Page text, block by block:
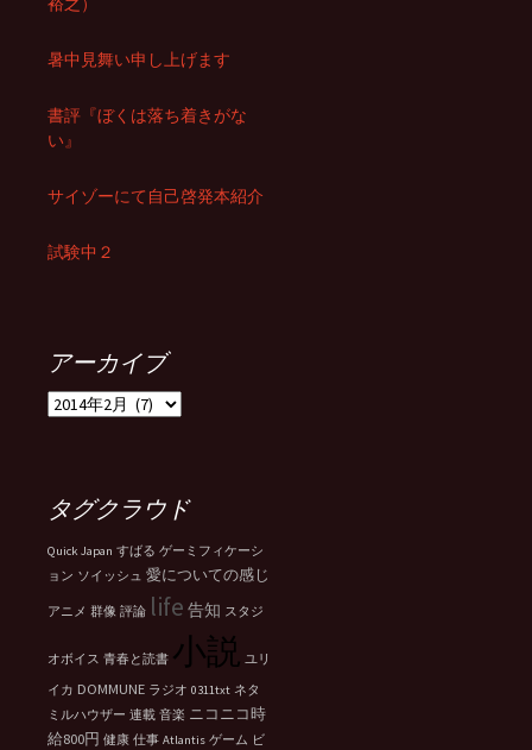
暑中見舞い申し上げます
書評『ぼくは落ち着きがな
い』
サイゾーにて自己啓発本紹介
試験中２
アーカイブ
ア
ブ
タグクラウド
Quick Japan すばる ゲーミフィケーシ
ョン ソイッシュ 愛についての感じ
アニメ 群像 評論 life 告知 スタジ
オボイス 青春と読書 小説 ユリ
イカ DOMMUNE ラジオ 0311txt ネタ
ミルハウザー 連載 音楽 ニコニコ時
給800円 健康 仕事 Atlantis ゲーム ビ